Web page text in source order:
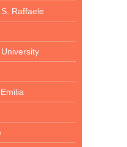
Raffaele